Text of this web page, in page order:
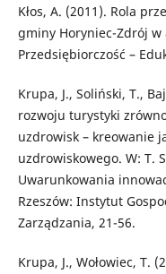
Kłos, A. (2011). Rola
gminy Horyniec-Zdrój
Przedsiębiorczość –
Krupa, J., Soliński, T.,
rozwoju turystyki
uzdrowisk – kreowanie
uzdrowiskowego. W: T.
Uwarunkowania
Rzeszów: Instytut
Zarządzania, 21-56.
Krupa, J., Wołowiec, T.